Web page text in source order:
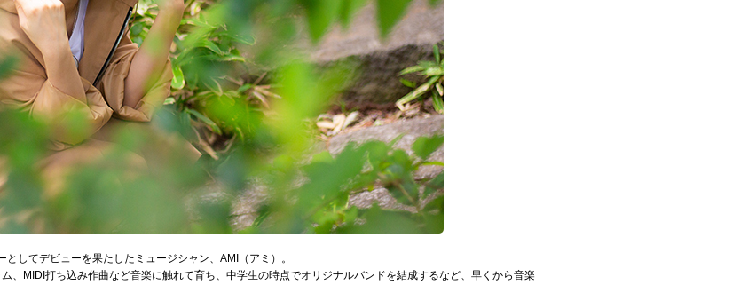
してデビューを果たしたミュージシャン、AMI（アミ）。
、MIDI打ち込み作曲など音楽に触れて育ち、中学生の時点でオリジナルバンドを結成するなど、早くから音楽